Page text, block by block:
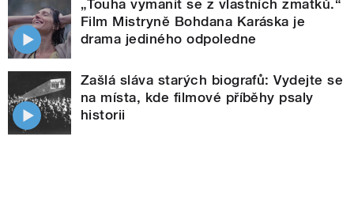
„Touha vymanit se z vlastních zmatků.“
Film Mistryně Bohdana Karáska je
drama jediného odpoledne
Zašlá sláva starých biografů: Vydejte se
na místa, kde filmové příběhy psaly
historii